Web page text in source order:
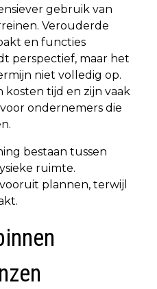
gebruik van
Verouderde
en functies
perspectief, maar het
niet volledig op.
tijd en zijn vaak
ondernemers die
bestaan tussen
ruimte.
plannen, terwijl